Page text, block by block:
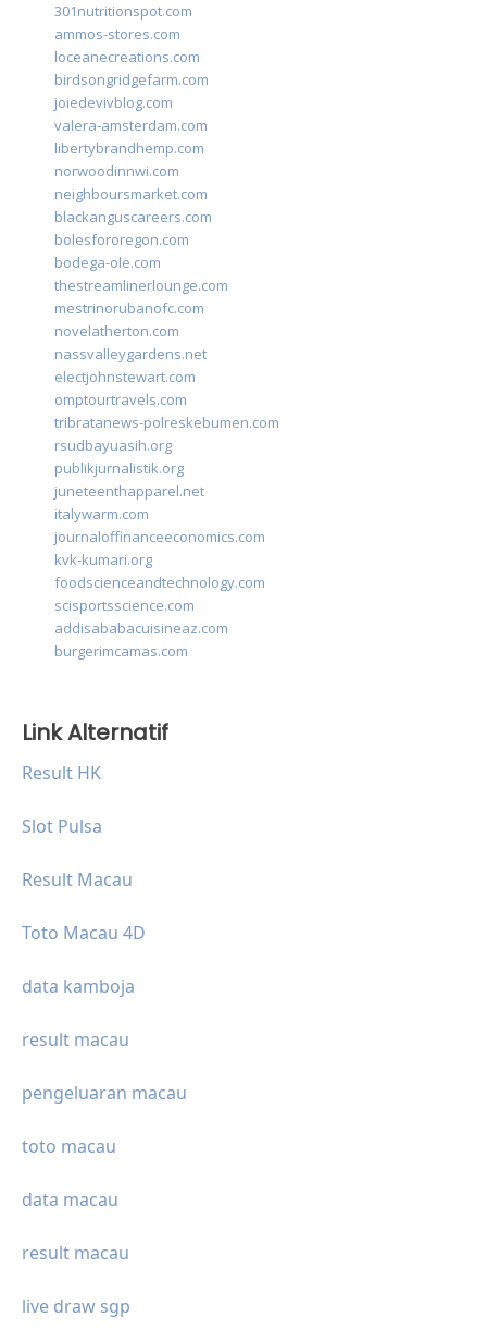
301nutritionspot.com
ammos-stores.com
loceanecreations.com
birdsongridgefarm.com
joiedevivblog.com
valera-amsterdam.com
libertybrandhemp.com
norwoodinnwi.com
neighboursmarket.com
blackanguscareers.com
bolesfororegon.com
bodega-ole.com
thestreamlinerlounge.com
mestrinorubanofc.com
novelatherton.com
nassvalleygardens.net
electjohnstewart.com
omptourtravels.com
tribratanews-polreskebumen.com
rsudbayuasih.org
publikjurnalistik.org
juneteenthapparel.net
italywarm.com
journaloffinanceeconomics.com
kvk-kumari.org
foodscienceandtechnology.com
scisportsscience.com
addisababacuisineaz.com
burgerimcamas.com
Link Alternatif
Result HK
Slot Pulsa
Result Macau
Toto Macau 4D
data kamboja
result macau
pengeluaran macau
toto macau
data macau
result macau
live draw sgp